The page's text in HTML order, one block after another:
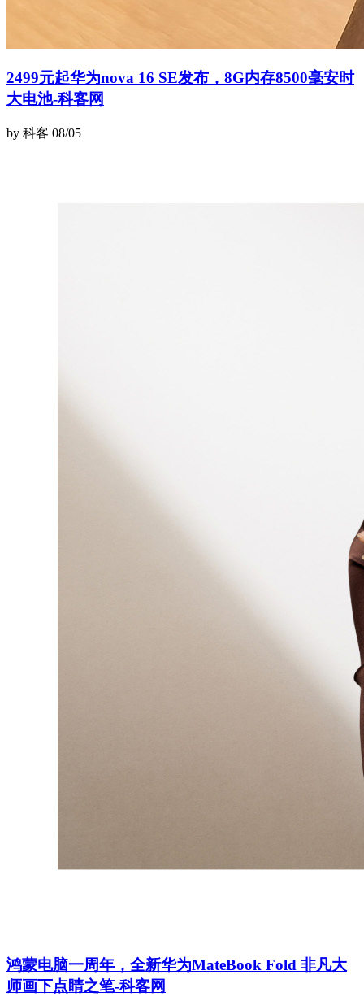
2499元起华为nova 16 SE发布，8G内存8500毫安时
大电池-科客网
by 科客 08/05
鸿蒙电脑一周年，全新华为MateBook Fold 非凡大
师画下点睛之笔-科客网